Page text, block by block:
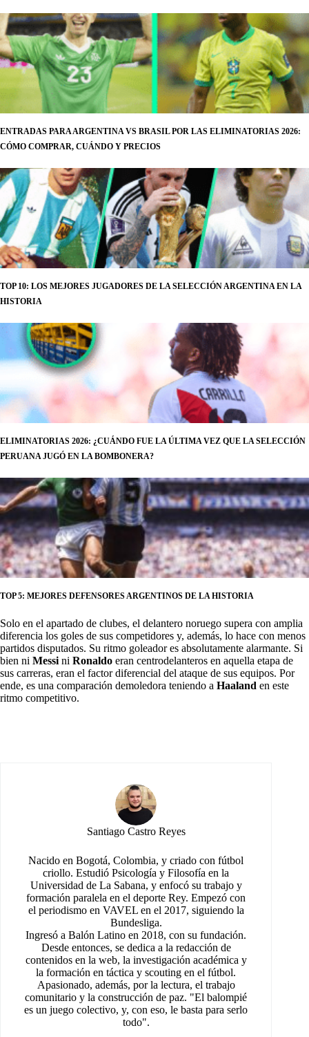
ENTRADAS PARA ARGENTINA VS BRASIL POR LAS ELIMINATORIAS 2026:
CÓMO COMPRAR, CUÁNDO Y PRECIOS
TOP 10: LOS MEJORES JUGADORES DE LA SELECCIÓN ARGENTINA EN LA
HISTORIA
ELIMINATORIAS 2026: ¿CUÁNDO FUE LA ÚLTIMA VEZ QUE LA SELECCIÓN
PERUANA JUGÓ EN LA BOMBONERA?
TOP 5: MEJORES DEFENSORES ARGENTINOS DE LA HISTORIA
Solo en el apartado de clubes, el delantero noruego supera con amplia
diferencia los goles de sus competidores y, además, lo hace con menos
partidos disputados. Su ritmo goleador es absolutamente alarmante. Si
bien ni Messi ni Ronaldo eran centrodelanteros en aquella etapa de
sus carreras, eran el factor diferencial del ataque de sus equipos. Por
ende, es una comparación demoledora teniendo a Haaland en este
ritmo competitivo.
Santiago Castro Reyes
Nacido en Bogotá, Colombia, y criado con fútbol
criollo. Estudió Psicología y Filosofía en la
Universidad de La Sabana, y enfocó su trabajo y
formación paralela en el deporte Rey. Empezó con
el periodismo en VAVEL en el 2017, siguiendo la
Bundesliga.
Ingresó a Balón Latino en 2018, con su fundación.
Desde entonces, se dedica a la redacción de
contenidos en la web, la investigación académica y
la formación en táctica y scouting en el fútbol.
Apasionado, además, por la lectura, el trabajo
comunitario y la construcción de paz. "El balompié
es un juego colectivo, y, con eso, le basta para serlo
todo".